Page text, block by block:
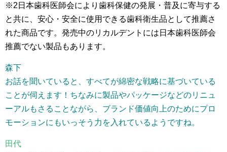
※2日本歯科医師会により歯科保健の発展・普及に寄与する
と共に、安心・安全に使用できる歯科衛生品として推薦さ
れた商品です。発売中のリカルデントには日本歯科医師会
推薦でない製品もあります。
森下
お話を聞いていると、すべてが綿密な戦略に基づいている
ことが伺えます！ちなみに製品やパッケージなどのリニュ
ーアルもさることながら、ブランド価値向上のためにプロ
モーションにもいっそう力を入れているようですね。
田代